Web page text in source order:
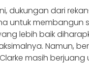
dukungan dari
untuk membangun
lebih baik
Namun,
masih